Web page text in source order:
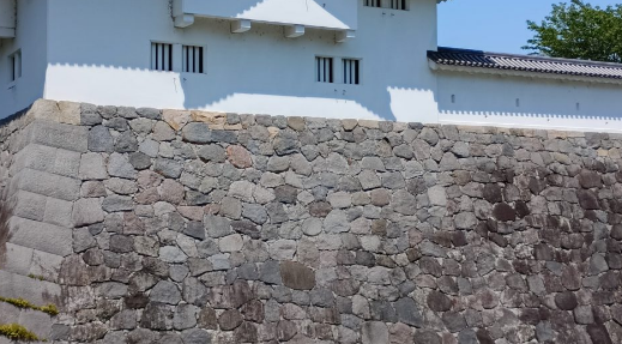
◎現在、電話相談は承っておりません。
お手数ですが、問い合わせフォームからご相談ください。
全国対応